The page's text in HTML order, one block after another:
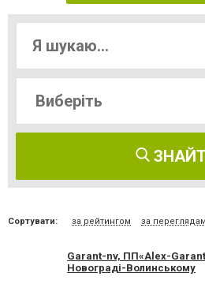
Сортувати: за рейтингом за
Garant-nv, ПП«Alex-
Новограді-Волинському